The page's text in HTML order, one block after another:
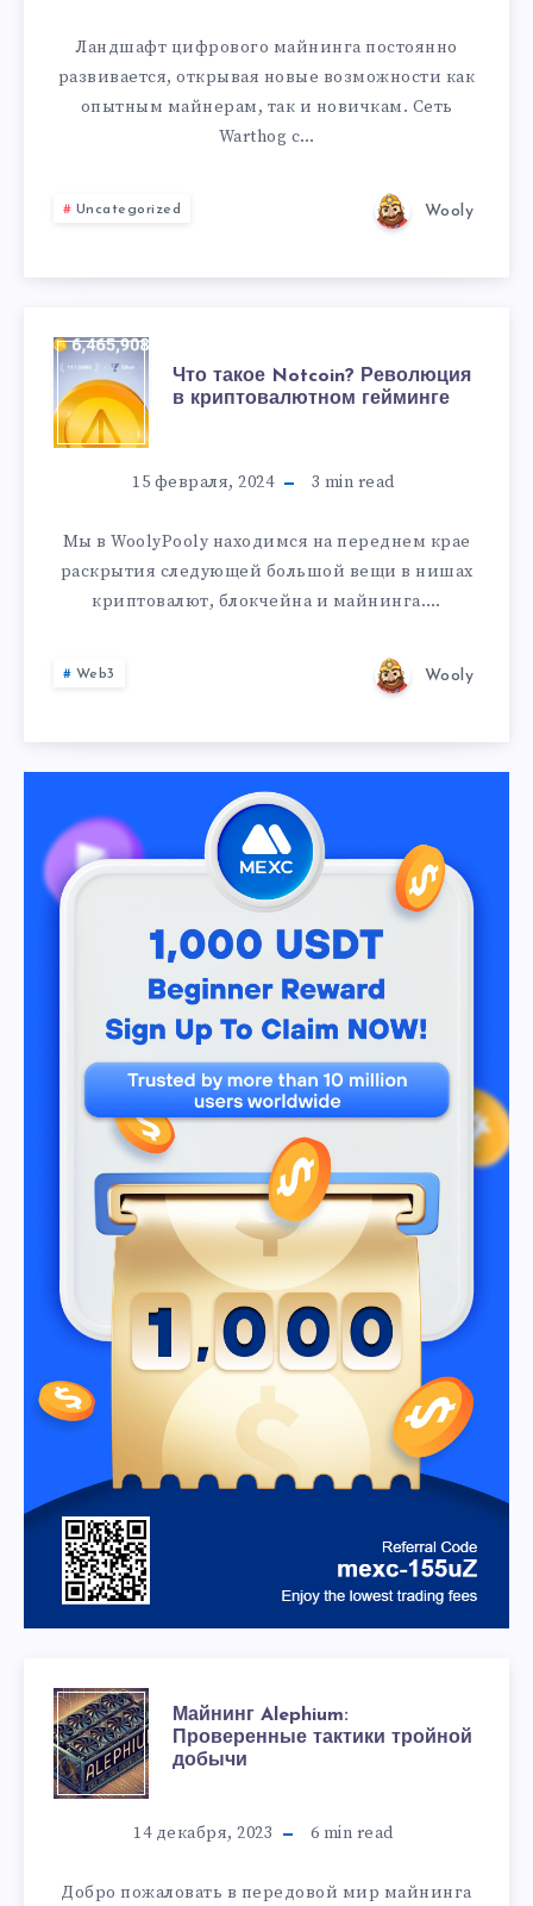
Ландшафт цифрового майнинга постоянно
развивается, открывая новые возможности как
опытным майнерам, так и новичкам. Сеть
Warthog с…
Uncategorized Wooly
Что такое Notcoin? Революция
в криптовалютном гейминге
15 февраля, 2024 3 min read
Мы в WoolyPooly находимся на переднем крае
раскрытия следующей большой вещи в нишах
криптовалют, блокчейна и майнинга….
Web3 Wooly
Майнинг Alephium:
Проверенные тактики тройной
добычи
14 декабря, 2023 6 min read
Добро пожаловать в передовой мир майнинга